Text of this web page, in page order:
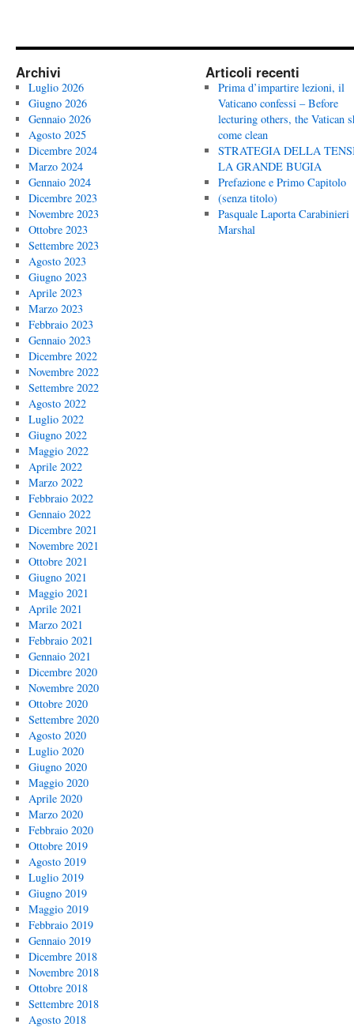
Archivi
Luglio 2026
Giugno 2026
Gennaio 2026
Agosto 2025
Dicembre 2024
Marzo 2024
Gennaio 2024
Dicembre 2023
Novembre 2023
Ottobre 2023
Settembre 2023
Agosto 2023
Giugno 2023
Aprile 2023
Marzo 2023
Febbraio 2023
Gennaio 2023
Dicembre 2022
Novembre 2022
Settembre 2022
Agosto 2022
Luglio 2022
Giugno 2022
Maggio 2022
Aprile 2022
Marzo 2022
Febbraio 2022
Gennaio 2022
Dicembre 2021
Novembre 2021
Ottobre 2021
Giugno 2021
Maggio 2021
Aprile 2021
Marzo 2021
Febbraio 2021
Gennaio 2021
Dicembre 2020
Novembre 2020
Ottobre 2020
Settembre 2020
Agosto 2020
Luglio 2020
Giugno 2020
Maggio 2020
Aprile 2020
Marzo 2020
Febbraio 2020
Ottobre 2019
Agosto 2019
Luglio 2019
Giugno 2019
Maggio 2019
Febbraio 2019
Gennaio 2019
Dicembre 2018
Novembre 2018
Ottobre 2018
Settembre 2018
Agosto 2018
Articoli recenti
Prima d’impartire lezioni, il
Vaticano confessi – Before
lecturing others, the Vatican
come clean
STRATEGIA DELLA
LA GRANDE BUGIA
Prefazione e Primo Capitolo
(senza titolo)
Pasquale Laporta Carabinieri
Marshal